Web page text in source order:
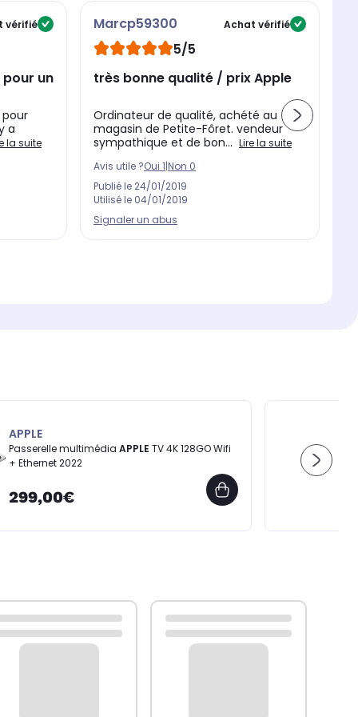
vérifié
un
a
la suite
Marcp59300 Achat vérifié
5/5
très bonne qualité / prix Apple
Ordinateur de qualité, achété au
magasin de Petite-Fôret. vendeur
sympathique et de bon... Lire la suite
Avis utile ?Oui 1|Non 0
Publié le 24/01/2019
Utilisé le 04/01/2019
Signaler un abus
APPLE
Passerelle multimédia APPLE
+ Ethernet 2022
299,00€